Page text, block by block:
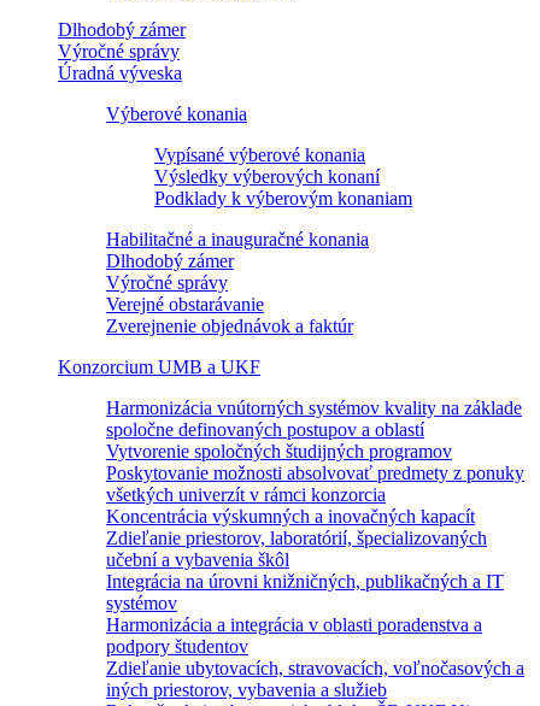
Dlhodobý zámer
Výročné správy
Úradná výveska
Výberové konania
Vypísané výberové konania
Výsledky výberových konaní
Podklady k výberovým konaniam
Habilitačné a inauguračné konania
Dlhodobý zámer
Výročné správy
Verejné obstarávanie
Zverejnenie objednávok a faktúr
Konzorcium UMB a UKF
Harmonizácia vnútorných systémov kvality na základe
spoločne definovaných postupov a oblastí
Vytvorenie spoločných študijných programov
Poskytovanie možnosti absolvovať predmety z ponuky
všetkých univerzít v rámci konzorcia
Koncentrácia výskumných a inovačných kapacít
Zdieľanie priestorov, laboratórií, špecializovaných
učební a vybavenia škôl
Integrácia na úrovni knižničných, publikačných a IT
systémov
Harmonizácia a integrácia v oblasti poradenstva a
podpory študentov
Zdieľanie ubytovacích, stravovacích, voľnočasových a
iných priestorov, vybavenia a služieb